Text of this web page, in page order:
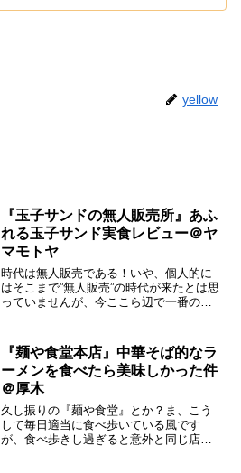
yellow
『玉子サンドの無人販売所』あふ
れる玉子サンド実食レビュー＠ヤ
マモトヤ
時代は無人販売である！いや、個人的に
はそこまで”無人販売”の時代が来たとは思
っていませんが、今ここら辺で一番のホ
座います。で、なんかメチャメチャ人気
が出て来たので、いつ...
『麺や食堂本店』中華そば的なラ
ーメンを食べたら美味しかった件
＠厚木
久し振りの『麺や食堂』とか？ま、こう
して毎日適当に食べ歩いている風です
が、食べ歩きし過ぎると意外と同じ店っ